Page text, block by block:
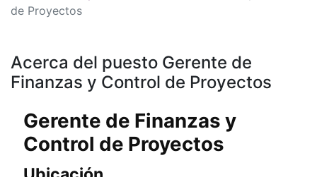
de Proyectos
Acerca del puesto Gerente de
Finanzas y Control de Proyectos
Gerente de Finanzas y
Control de Proyectos